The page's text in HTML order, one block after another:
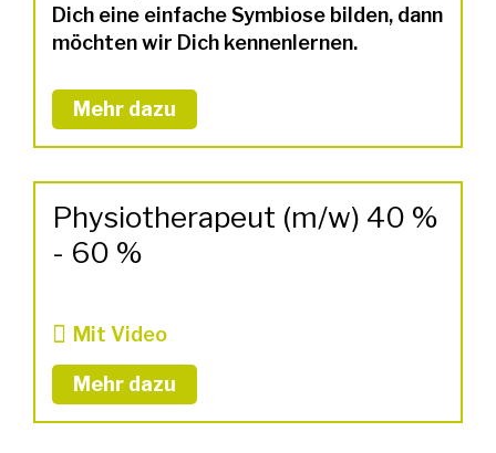
Dich eine einfache Symbiose bilden, dann
möchten wir Dich kennenlernen.
Mehr dazu
Physiotherapeut (m/w) 40 %
- 60 %
Mit Video
Mehr dazu